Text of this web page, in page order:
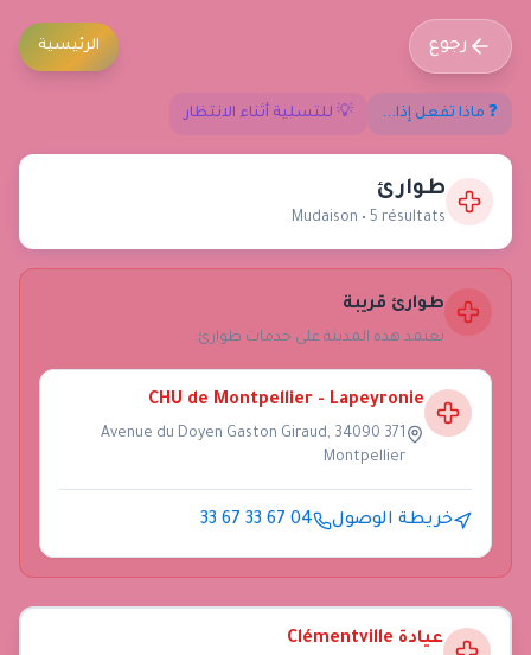
رجوع الرئيسية
❓ ماذا تفعل إذا... 💡 للتسلية أثناء الانتظار
طوارئ
Mudaison • 5 résultats
طوارئ قريبة
تعتمد هذه المدينة على خدمات طوارئ:
CHU de Montpellier - Lapeyronie
371 Avenue du Doyen Gaston Giraud, 34090
Montpellier
خريطة الوصول 04 67 33 67 33
عيادة Clémentville